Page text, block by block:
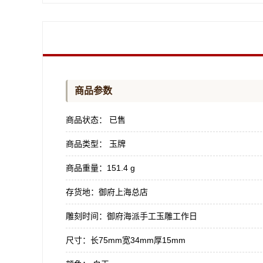
商品参数
商品状态： 已售
商品类型： 玉牌
商品重量： 151.4 g
存货地： 御府上海总店
雕刻时间： 御府海派手工玉雕工作日
尺寸： 长75mm宽34mm厚15mm